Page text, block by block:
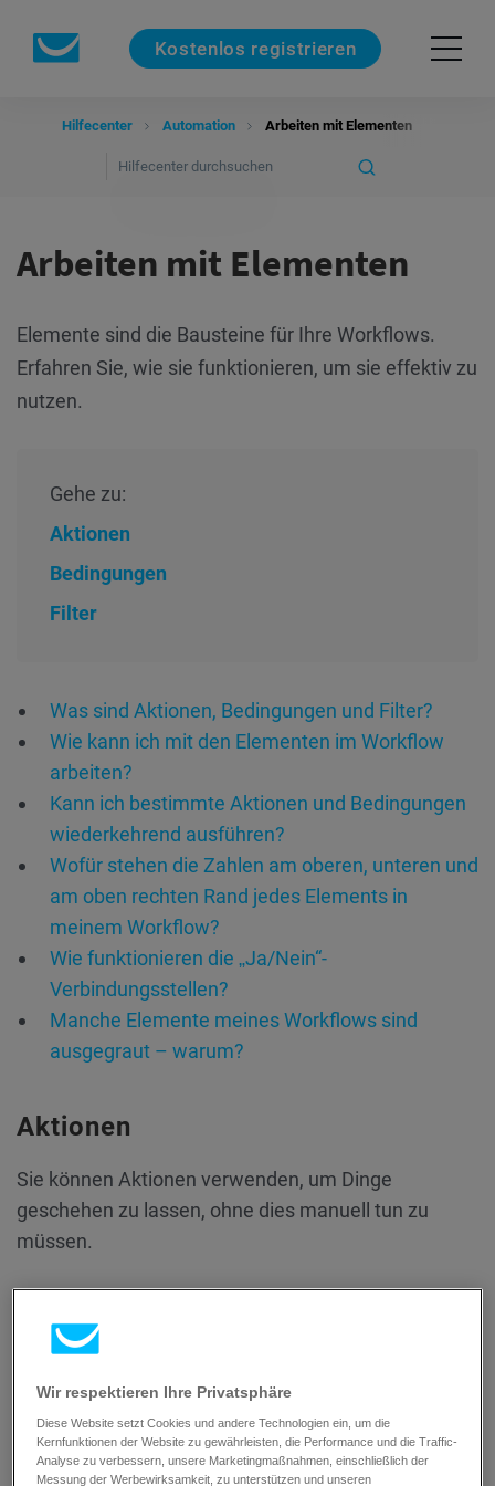
Kostenlos registrieren
Hilfecenter Automation Arbeiten mit Elementen
Arbeiten mit Elementen
Elemente sind die Bausteine für Ihre Workflows.
Erfahren Sie, wie sie funktionieren, um sie effektiv zu
nutzen.
Gehe zu:
Aktionen
Bedingungen
Filter
Was sind Aktionen, Bedingungen und Filter?
Wie kann ich mit den Elementen im Workflow
arbeiten?
Kann ich bestimmte Aktionen und Bedingungen
wiederkehrend ausführen?
Wofür stehen die Zahlen am oberen, unteren und
am oben rechten Rand jedes Elements in
meinem Workflow?
Wie funktionieren die „Ja/Nein“-
Verbindungsstellen?
Manche Elemente meines Workflows sind
ausgegraut – warum?
Aktionen
Sie können Aktionen verwenden, um Dinge
geschehen zu lassen, ohne dies manuell tun zu
müssen.
Mobilbenachrichtigung senden?
Benachrichtigung senden“.
Wie verschiebe oder kopiere ich Kontakte
zwischen Workflows?
Wir respektieren Ihre Privatsphäre
Diese Website setzt Cookies und andere Technologien ein, um die
Kernfunktionen der Website zu gewährleisten, die Performance und die Traffic-
Analyse zu verbessern, unsere Marketingmaßnahmen, einschließlich der
Messung der Werbewirksamkeit, zu unterstützen und unseren